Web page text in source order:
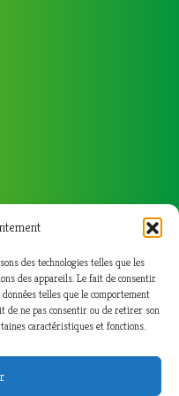
des technologies telles que les
des appareils. Le fait de consentir
telles que le comportement
de ne pas consentir ou de retirer son
caractéristiques et fonctions.